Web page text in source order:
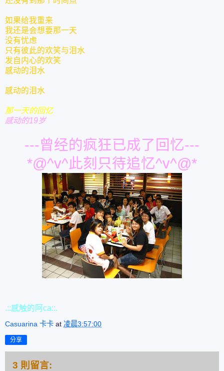
如果给我重来
我还是会想要那一天
没有忧虑
只有彼此的欢笑与泪水
发自内心的欢笑
感动的泪水
感动的泪水
那一天的回忆
感动的19岁
---曾经的疯狂已成了回忆---
*@^v^此刻只待追忆^v^@*
.::感触的阿ca::.
Casuarina 卡卡 at 凌晨3:57:00
分享
3 則留言: